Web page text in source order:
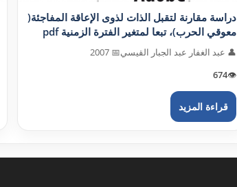
دراسة مقارنة لتقبل الذات لذوى الإعاقة المفاجئة(
معوقي الحرب)، تبعا لمتغير الفترة الزمنية pdf
👤 عبد الغفار عبد الجبار القيسي📅 2007
👁️
674
قراءة المزيد